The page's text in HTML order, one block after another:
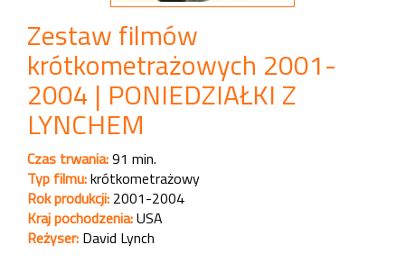
Zestaw filmów
krótkometrażowych 2001-
2004 | PONIEDZIAŁKI Z
LYNCHEM
Czas trwania:91 min.
Typ filmu:krótkometrażowy
Rok produkcji: 2001-2004
Kraj pochodzenia:USA
Reżyser: David Lynch